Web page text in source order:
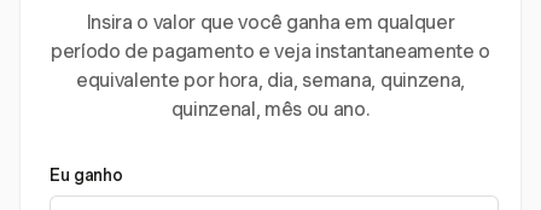
Insira o valor que você ganha em qualquer
período de pagamento e veja instantaneamente o
equivalente por hora, dia, semana, quinzena,
quinzenal, mês ou ano.
Eu ganho